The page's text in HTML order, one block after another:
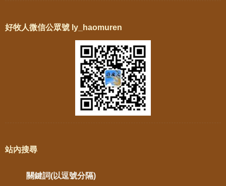
好牧人微信公眾號 ly_haomuren
站內搜尋
關鍵詞(以逗號分隔)